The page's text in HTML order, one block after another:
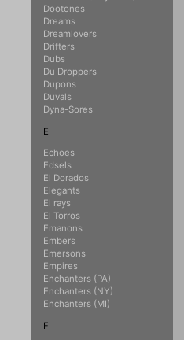
Dootones
Dreams
Dreamlovers
Drifters
Dubs
Du Droppers
Dupons
Duvals
Dyna-Sores
E
Echoes
Edsels
El Dorados
Elegants
El rays
El Torros
Emanons
Embers
Emersons
Empires
Enchanters (PA)
Enchanters (NY)
Enchanters (MI)
F